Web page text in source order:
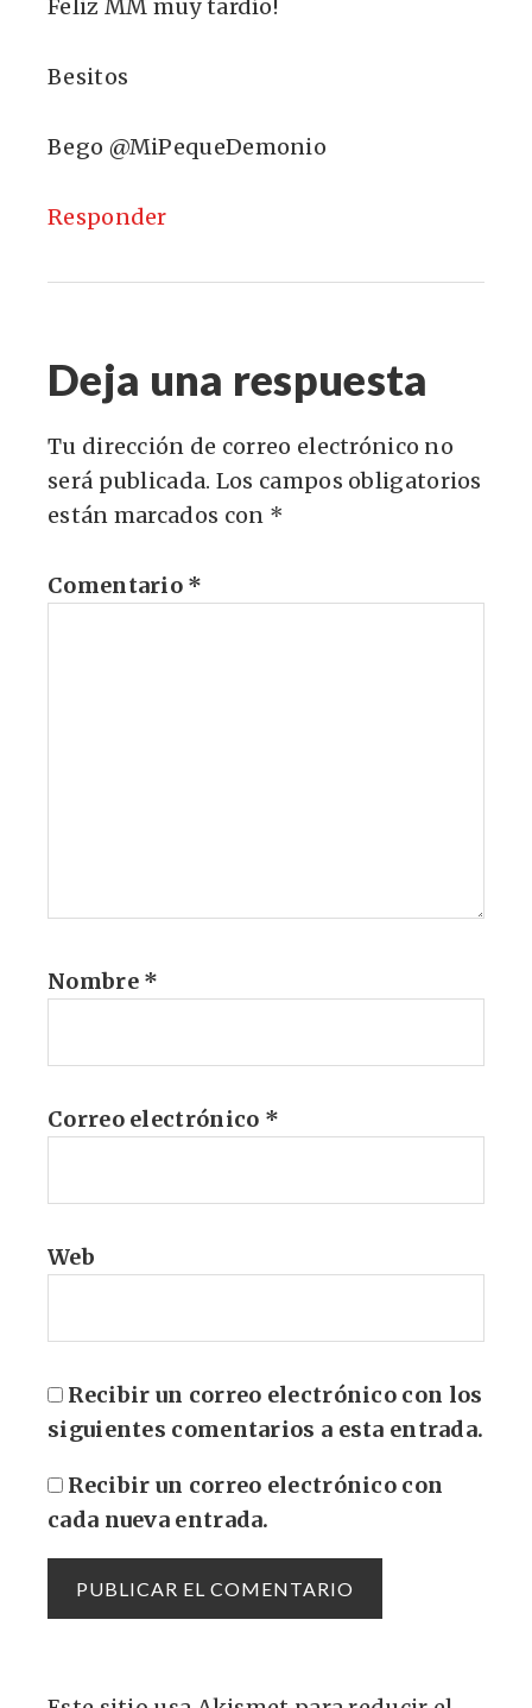
Feliz MM muy tardío!
Besitos
Bego @MiPequeDemonio
Responder
Deja una respuesta
Tu dirección de correo electrónico no
será publicada. Los campos obligatorios
están marcados con *
Comentario *
Nombre *
Correo electrónico *
Web
Recibir un correo electrónico con los
siguientes comentarios a esta entrada.
Recibir un correo electrónico con
cada nueva entrada.